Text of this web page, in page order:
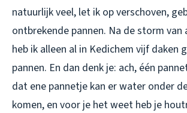
natuurlijk veel, let ik op verschoven,
ontbrekende pannen. Na de storm van
heb ik alleen al in Kedichem vijf daken
pannen. En dan denk je: ach, één
dat ene pannetje kan er water onder
komen, en voor je het weet heb je